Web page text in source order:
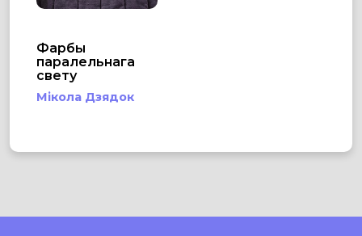
Фарбы
паралельнага
свету
Мікола Дзядок